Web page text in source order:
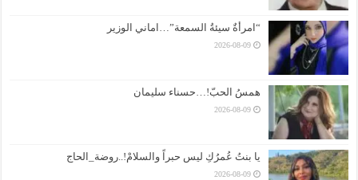
“امرأةٌ سيئةُ السمعة”…اماني الوزير
2026-08-09
همسُ الحبّ!…حسناء سليمان
2026-08-09
يا بنتُ عُمرُكِ ليس حبراً والسلامْ!..روضة_الحاج
2026-08-09